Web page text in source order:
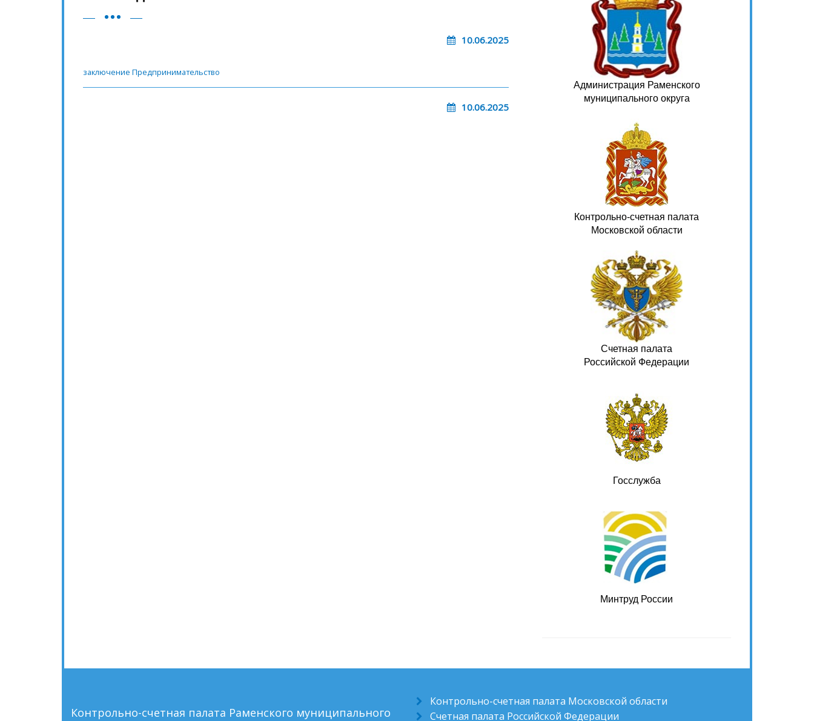
10.06.2025
заключение Предпринимательство
10.06.2025
Администрация Раменского
муниципального округа
Контрольно-счетная палата
Московской области
Счетная палата
Российской Федерации
Госслужба
Минтруд России
Контрольно-счетная палата Раменского муниципального
Контрольно-счетная палата Московской области
Счетная палата Российской Федерации